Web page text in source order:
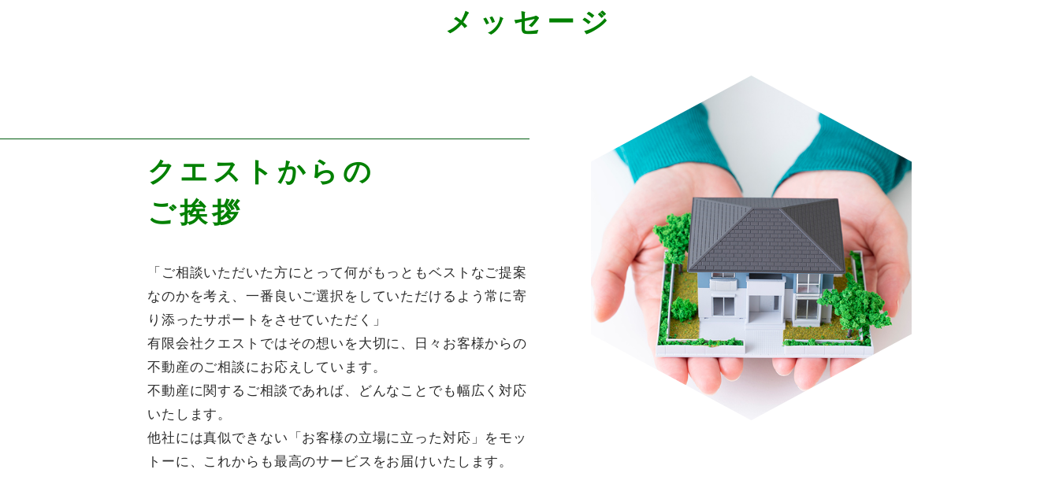
不動産に関するどんなお悩みもおまかせください
メールでの受付
お問い合わせフォーム
お電話での受付
03-5788-6531
受付時間：24時間対応
メッセージ
クエストからの
ご挨拶
「ご相談いただいた方にとって何がもっともベストなご提案
なのかを考え、一番良いご選択をしていただけるよう常に寄
り添ったサポートをさせていただく」
有限会社クエストではその想いを大切に、日々お客様からの
不動産のご相談にお応えしています。
不動産に関するご相談であれば、どんなことでも幅広く対応
いたします。
他社には真似できない「お客様の立場に立った対応」をモッ
トーに、これからも最高のサービスをお届けいたします。